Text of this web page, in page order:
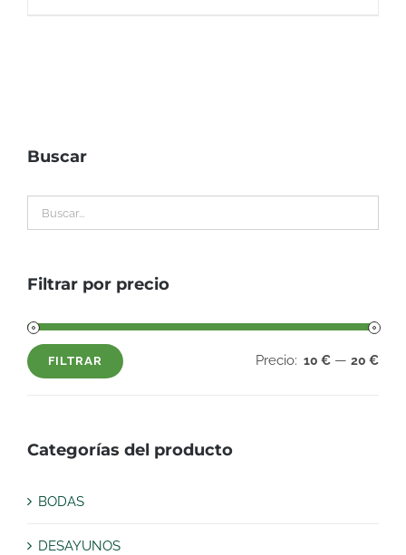
Buscar
Filtrar por precio
Precio
Precio
FILTRAR Precio: 10 € — 20 €
Categorías del producto
BODAS
DESAYUNOS